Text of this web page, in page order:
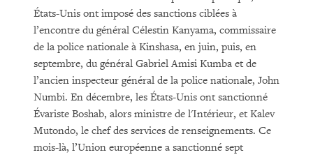
États-Unis ont imposé des sanctions ciblées à
l’encontre du général Célestin Kanyama, commissaire
de la police nationale à Kinshasa, en juin, puis, en
septembre, du général Gabriel Amisi Kumba et de
l’ancien inspecteur général de la police nationale, John
Numbi. En décembre, les États-Unis ont sanctionné
Évariste Boshab, alors ministre de l'Intérieur, et Kalev
Mutondo, le chef des services de renseignements. Ce
mois-là, l’Union européenne a sanctionné sept